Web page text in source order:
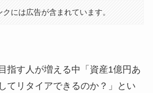
には広告が含まれています。
指す人が増える中「資産1億円あ
てリタイアできるのか？」とい